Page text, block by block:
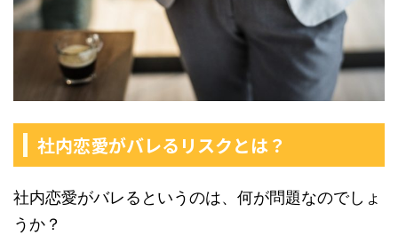
社内恋愛がバレるリスクとは？
社内恋愛がバレるというのは、何が問題なのでしょ
うか？